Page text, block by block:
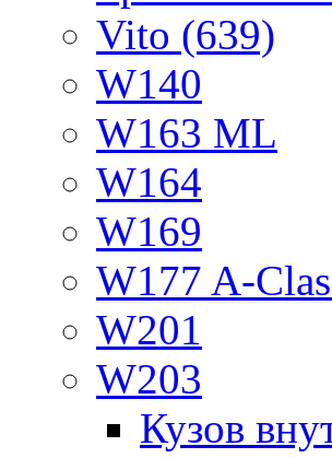
Vito (639)
W140
W163 ML
W164
W169
W177 A-
W201
W203
Кузов